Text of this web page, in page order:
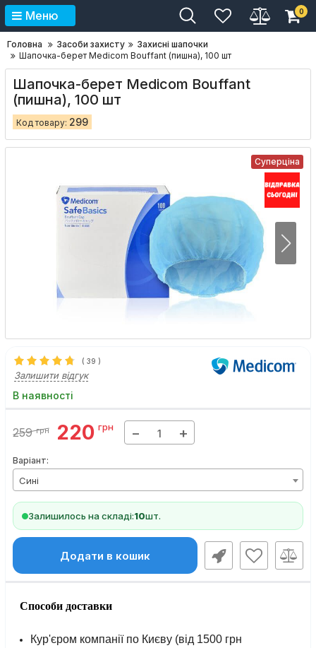
Меню 0
Головна Засоби захисту
Захисні шапочки
Шапочка-берет Medicom Bouffant (пишна), 100 шт
Шапочка-берет Medicom Bouffant
(пишна), 100 шт
Код товару: 299
Суперціна
( 39 )
Залишити відгук
В наявності
259 грн 220 грн − +
Варіант:
Сині
Залишилось на складі:10шт.
Додати в кошик
Способи доставки
Кур'єром компанії по Києву (від 1500 грн